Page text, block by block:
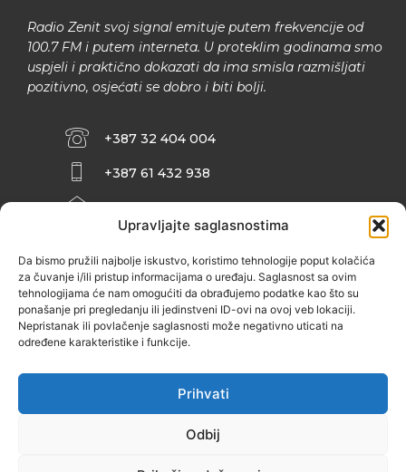
Upravljajte saglasnostima
Da bismo pružili najbolje iskustvo, koristimo tehnologije poput kolačića
za čuvanje i/ili pristup informacijama o uređaju. Saglasnost sa ovim
tehnologijama će nam omogućiti da obrađujemo podatke kao što su
ponašanje pri pregledanju ili jedinstveni ID-ovi na ovoj veb lokaciji.
Nepristanak ili povlačenje saglasnosti može negativno uticati na
određene karakteristike i funkcije.
Prihvati
Odbij
Radio Zenit svoj signal emituje putem frekvencije od
100.7 FM i putem interneta. U proteklim godinama smo
uspjeli i praktično dokazati da ima smisla razmišljati
pozitivno, osjećati se dobro i biti bolji.
+387 32 404 004
+387 61 432 938
INFO@ZENIT.BA
ZENIČANKA, 3. SPRAT), 72000 ZENICA